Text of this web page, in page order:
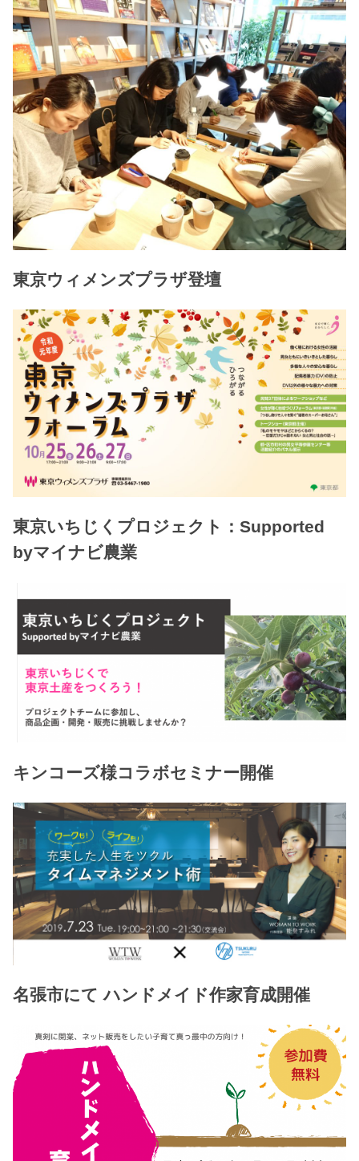
東京ウィメンズプラザ登壇
東京いちじくプロジェクト：Supported
byマイナビ農業
キンコーズ様コラボセミナー開催
名張市にて ハンドメイド作家育成開催